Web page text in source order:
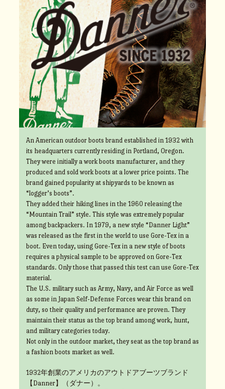
An American outdoor boots brand established in 1932 with
its headquarters currently residing in Portland, Oregon.
They were initially a work boots manufacturer, and they
produced and sold work boots at a lower price points. The
brand gained popularity at shipyards to be known as
“logger’s boots”.
They added their hiking lines in the 1960 releasing the
“Mountain Trail” style. This style was extremely popular
among backpackers. In 1979, a new style “Danner Light”
was released as the first in the world to use Gore-Tex in a
boot. Even today, using Gore-Tex in a new style of boots
requires a physical sample to be approved on Gore-Tex
standards. Only those that passed this test can use Gore-Tex
material.
The U.S. military such as Army, Navy, and Air Force as well
as some in Japan Self-Defense Forces wear this brand on
duty, so their quality and performance are proven. They
maintain their status as the top brand among work, hunt,
and military categories today.
Not only in the outdoor market, they seat as the top brand as
a fashion boots market as well.
1932年創業のアメリカのアウトドアブーツブランド
【Danner】（ダナー）。